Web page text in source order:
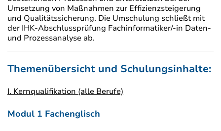
Umsetzung von Maßnahmen zur Effizienzsteigerung
und Qualitätssicherung. Die Umschulung schließt mit
der IHK-Abschlussprüfung Fachinformatiker/-in Daten-
und Prozessanalyse ab.
Themenübersicht und Schulungsinhalte:
I. Kernqualifikation (alle Berufe)
Modul 1 Fachenglisch